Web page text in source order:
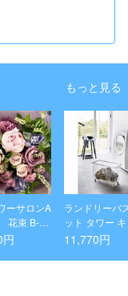
もっと見る
ーサロンA
花束 B-1-
ランドリーバ
ット タワー
ター付き ワイ
11,770円